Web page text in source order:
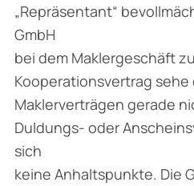
„Repräsentant“
GmbH
bei dem Maklergeschäft
Kooperationsvertrag sehe
Maklerverträgen gerade
Duldungs- oder
sich
keine Anhaltspunkte. Die